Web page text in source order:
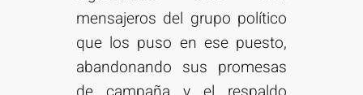
mensajeros del grupo político
que los puso en ese puesto,
abandonando sus promesas